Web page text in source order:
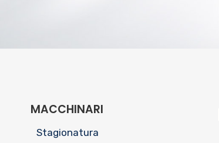
MACCHINARI
Stagionatura